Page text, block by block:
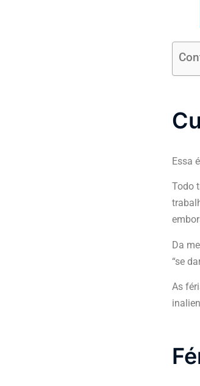
Essa
Todo
Da
“se
As